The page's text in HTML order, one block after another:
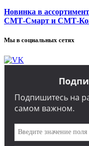
Новинка в
СМТ-Смарт и СМТ-
Мы в социальных сетях
Подпишитесь на
самом важном.